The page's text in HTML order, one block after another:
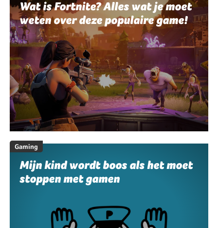
Wat is Fortnite? Alles wat je moet
weten over deze populaire game!
Gaming
Mijn kind wordt boos als het moet
stoppen met gamen